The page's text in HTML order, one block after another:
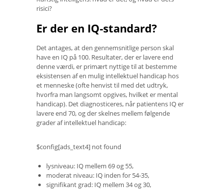
risici?
Er der en IQ-standard?
Det antages, at den gennemsnitlige person skal
have en IQ på 100. Resultater, der er lavere end
denne værdi, er primært nyttige til at bestemme
eksistensen af ​​en mulig intellektuel handicap hos
et menneske (ofte henvist til med det udtryk,
hvorfra man langsomt opgives, hvilket er mental
handicap). Det diagnosticeres, når patientens IQ er
lavere end 70, og der skelnes mellem følgende
grader af intellektuel handicap:
$config[ads_text4] not found
lysniveau: IQ mellem 69 og 55,
moderat niveau: IQ inden for 54-35,
signifikant grad: IQ mellem 34 og 30,